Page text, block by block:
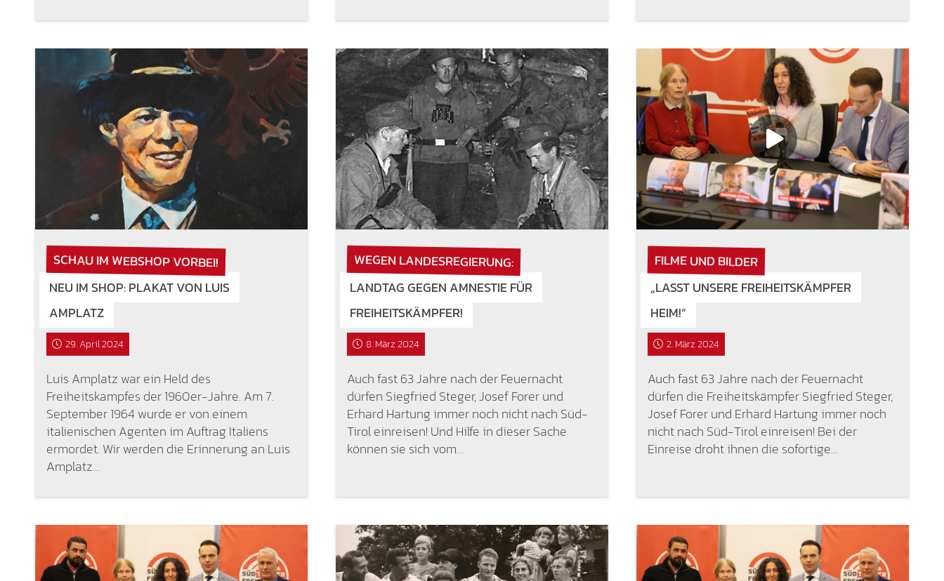
SCHAU IM WEBSHOP VORBEI!
NEU IM SHOP: PLAKAT VON LUIS
AMPLATZ
29. April 2024
Luis Amplatz war ein Held des
Freiheitskampfes der 1960er-Jahre. Am 7.
September 1964 wurde er von einem
italienischen Agenten im Auftrag Italiens
ermordet. Wir werden die Erinnerung an Luis
Amplatz…
WEGEN LANDESREGIERUNG:
LANDTAG GEGEN AMNESTIE FÜR
FREIHEITSKÄMPFER!
8. März 2024
Auch fast 63 Jahre nach der Feuernacht
dürfen Siegfried Steger, Josef Forer und
Erhard Hartung immer noch nicht nach Süd-
Tirol einreisen! Und Hilfe in dieser Sache
können sie sich vom…
FILME UND BILDER
„LASST UNSERE FREIHEITSKÄMPFER
HEIM!“
2. März 2024
Auch fast 63 Jahre nach der Feuernacht
dürfen die Freiheitskämpfer Siegfried Steger,
Josef Forer und Erhard Hartung immer noch
nicht nach Süd-Tirol einreisen! Bei der
Einreise droht ihnen die sofortige…